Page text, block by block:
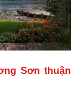
Sơn thuận